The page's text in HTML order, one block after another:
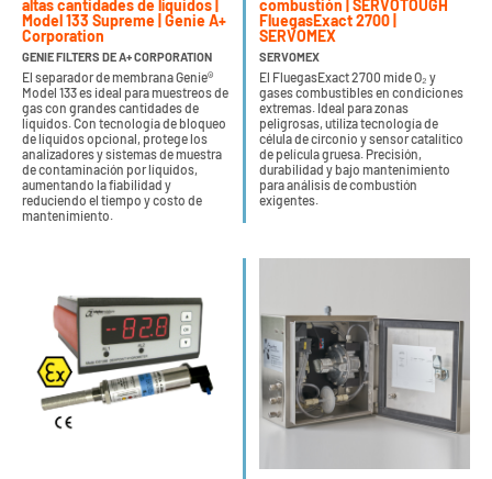
altas cantidades de líquidos |
Model 133 Supreme | Genie A+
Corporation
GENIE FILTERS DE A+ CORPORATION
El separador de membrana Genie®
Model 133 es ideal para muestreos de
gas con grandes cantidades de
líquidos. Con tecnología de bloqueo
de líquidos opcional, protege los
analizadores y sistemas de muestra
de contaminación por líquidos,
aumentando la fiabilidad y
reduciendo el tiempo y costo de
mantenimiento.
combustión | SERVOTOUGH
FluegasExact 2700 |
SERVOMEX
SERVOMEX
El FluegasExact 2700 mide O₂ y
gases combustibles en condiciones
extremas. Ideal para zonas
peligrosas, utiliza tecnología de
célula de circonio y sensor catalítico
de película gruesa. Precisión,
durabilidad y bajo mantenimiento
para análisis de combustión
exigentes.